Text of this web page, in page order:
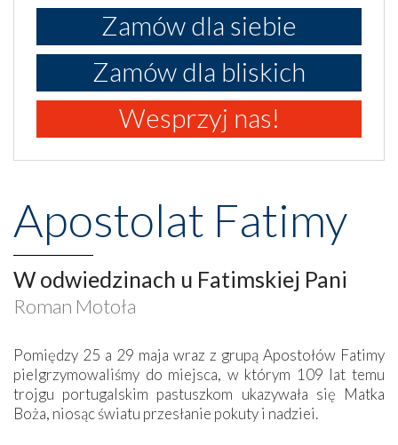
Zamów dla siebie
Zamów dla bliskich
Wesprzyj nas!
Apostolat Fatimy
W odwiedzinach u Fatimskiej Pani
Roman Motoła
Pomiędzy 25 a 29 maja wraz z grupą Apostołów Fatimy
pielgrzymowaliśmy do miejsca, w którym 109 lat temu
trojgu portugalskim pastuszkom ukazywała się Matka
Boża, niosąc światu przesłanie pokuty i nadziei.